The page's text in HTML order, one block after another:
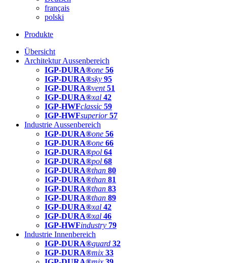
français
polski
Produkte
Übersicht
Architektur Aussenbereich
IGP-DURA®one 56
IGP-DURA®sky 95
IGP-DURA®vent 51
IGP-DURA®xal 42
IGP-HWFclassic 59
IGP-HWFsuperior 57
Industrie Aussenbereich
IGP-DURA®one 56
IGP-DURA®one 66
IGP-DURA®pol 64
IGP-DURA®pol 68
IGP-DURA®than 80
IGP-DURA®than 81
IGP-DURA®than 83
IGP-DURA®than 89
IGP-DURA®xal 42
IGP-DURA®xal 46
IGP-HWFindustry 79
Industrie Innenbereich
IGP-DURA®guard 32
IGP-DURA®mix 33